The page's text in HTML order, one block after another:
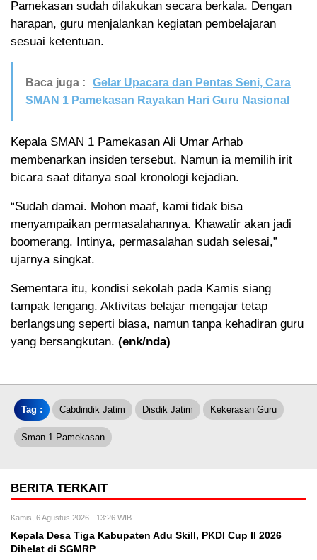
Pamekasan sudah dilakukan secara berkala. Dengan
harapan, guru menjalankan kegiatan pembelajaran
sesuai ketentuan.
Baca juga :
Gelar Upacara dan Pentas Seni, Cara
SMAN 1 Pamekasan Rayakan Hari Guru Nasional
Kepala SMAN 1 Pamekasan Ali Umar Arhab
membenarkan insiden tersebut. Namun ia memilih irit
bicara saat ditanya soal kronologi kejadian.
“Sudah damai. Mohon maaf, kami tidak bisa
menyampaikan permasalahannya. Khawatir akan jadi
boomerang. Intinya, permasalahan sudah selesai,”
ujarnya singkat.
Sementara itu, kondisi sekolah pada Kamis siang
tampak lengang. Aktivitas belajar mengajar tetap
berlangsung seperti biasa, namun tanpa kehadiran guru
yang bersangkutan. (enk/nda)
Tag : Cabdindik Jatim Disdik Jatim Kekerasan Guru
Sman 1 Pamekasan
BERITA TERKAIT
Kamis, 6 Agustus 2026 - 13:26 WIB
Kepala Desa Tiga Kabupaten Adu Skill, PKDI Cup II 2026
Dihelat di SGMRP